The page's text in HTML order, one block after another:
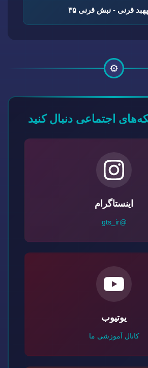
قرنی - نبش قرنی ۳۵
⚙️
اجتماعی دنبال کنید
اینستاگرام
@gts_ir
یوتیوب
کانال آموزشی ما